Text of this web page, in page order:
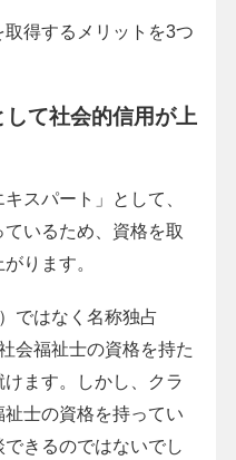
得するメリットを3つ
て社会的信用が上
スパート」として、
いるため、資格を取
ります。
ではなく名称独占
会福祉士の資格を持た
ます。しかし、クラ
士の資格を持ってい
きるのではないでし